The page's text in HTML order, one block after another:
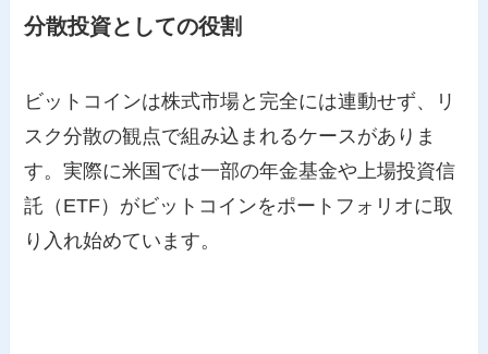
分散投資としての役割
ビットコインは株式市場と完全には連動せず、リ
スク分散の観点で組み込まれるケースがありま
す。実際に米国では一部の年金基金や上場投資信
託（ETF）がビットコインをポートフォリオに取
り入れ始めています。